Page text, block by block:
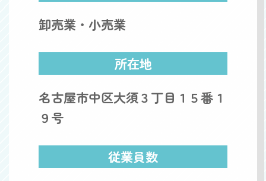
卸売業・小売業
所在地
名古屋市中区大須３丁目１５番１
９号
従業員数